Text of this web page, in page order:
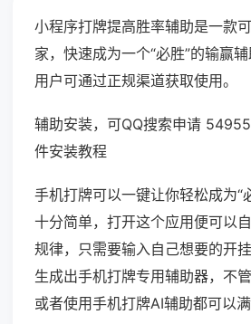
小程序打牌提高胜率辅助是一款
家，快速成为一个“必胜”的输赢
用户可通过正规渠道获取使用。
辅助安装，可QQ搜索申请
件安装教程
手机打牌可以一键让你轻松成为“
十分简单，打开这个应用便可以
规律，只需要输入自己想要的开
生成出手机打牌专用辅助器，不
或者使用手机打牌AI辅助都可以满